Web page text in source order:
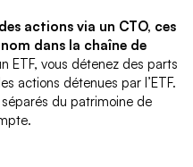
actions via un CTO, ces
dans la chaîne de
ETF, vous détenez des parts
actions détenues par l’ETF.
du patrimoine de